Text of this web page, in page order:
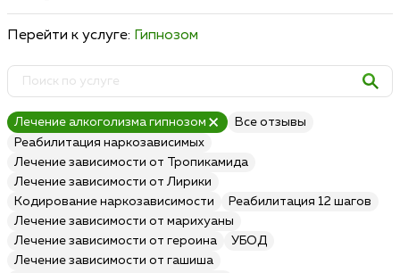
Перейти к услуге: Гипнозом
Лечение алкоголизма гипнозом
Все отзывы
Реабилитация наркозависимых
Лечение зависимости от Тропикамида
Лечение зависимости от Лирики
Кодирование наркозависимости
Реабилитация 12 шагов
Лечение зависимости от марихуаны
Лечение зависимости от героина
УБОД
Лечение зависимости от гашиша